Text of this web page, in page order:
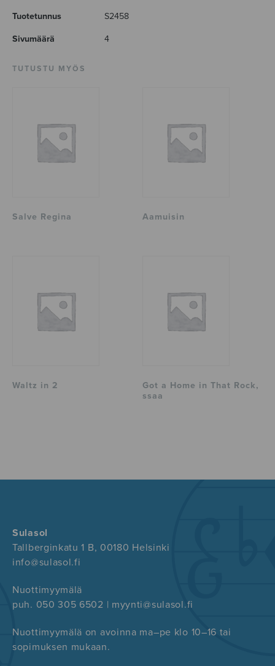
Tuotetunnus S2458
Sivumäärä 4
TUTUSTU MYÖS
Salve Regina Aamuisin
Waltz in 2
Got a Home in That Rock,
ssaa
Sulasol
Tallberginkatu 1 B, 00180 Helsinki
info@sulasol.fi
Nuottimyymälä
puh. 050 305 6502 | myynti@sulasol.fi
Nuottimyymälä on avoinna ma–pe klo 10–16 tai
sopimuksen mukaan.